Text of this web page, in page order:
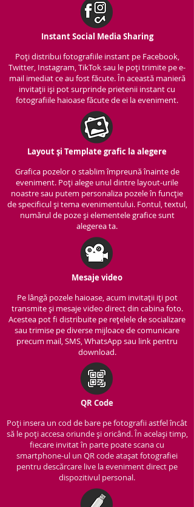
Instant Social Media Sharing
Poți distribui fotografiile instant pe Facebook,
Twitter, Instagram, TikTok sau le poți trimite pe e-
mail imediat ce au fost făcute. În această manieră
invitații iși pot surprinde prietenii instant cu
fotografiile haioase făcute de ei la eveniment.
Layout și Template grafic la alegere
Grafica pozelor o stablim împreună înainte de
eveniment. Poți alege unul dintre layout-urile
noastre sau putem personaliza pozele în funcție
de specificul și tema evenimentului. Fontul, textul,
numărul de poze și elementele grafice sunt
alegerea ta.
Mesaje video
Pe lângă pozele haioase, acum invitații iți pot
transmite și mesaje video direct din cabina foto.
Acestea pot fi distribuite pe rețelele de socializare
sau trimise pe diverse mijloace de comunicare
precum mail, SMS, WhatsApp sau link pentru
download.
QR Code
Poți insera un cod de bare pe fotografii astfel încât
să le poți accesa oriunde și oricând. În același timp,
fiecare invitat în parte poate scana cu
smartphone-ul un QR code atașat fotografiei
pentru descărcare live la eveniment direct pe
dispozitivul personal.